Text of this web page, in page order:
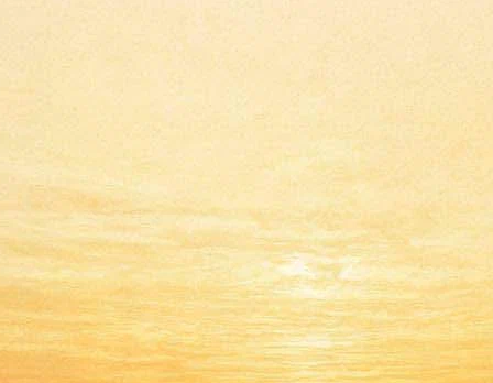
Марина Неелова показала
свою новую театральную
работу петербургским
зрителям